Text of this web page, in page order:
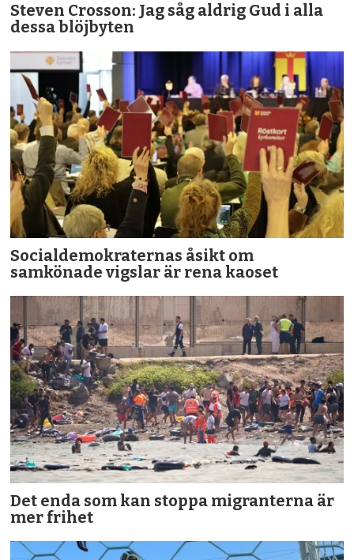
Steven Crosson: Jag såg aldrig Gud i alla
dessa blöjbyten
Socialdemokraternas åsikt om
samkönade vigslar är rena kaoset
Det enda som kan stoppa migranterna är
mer frihet